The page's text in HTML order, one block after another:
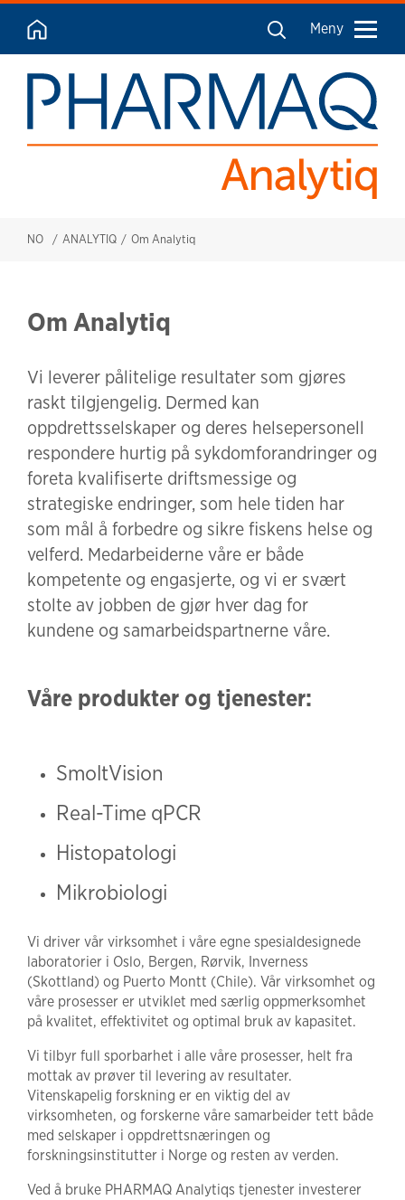
Meny
NO ANALYTIQ Om Analytiq
Om Analytiq
Vi leverer pålitelige resultater som gjøres
raskt tilgjengelig. Dermed kan
oppdrettsselskaper og deres helsepersonell
respondere hurtig på sykdomforandringer og
foreta kvalifiserte driftsmessige og
strategiske endringer, som hele tiden har
som mål å forbedre og sikre fiskens helse og
velferd. Medarbeiderne våre er både
kompetente og engasjerte, og vi er svært
stolte av jobben de gjør hver dag for
kundene og samarbeidspartnerne våre.
Våre produkter og tjenester:
SmoltVision
Real-Time qPCR
Histopatologi
Mikrobiologi
Vi driver vår virksomhet i våre egne spesialdesignede
laboratorier i Oslo, Bergen, Rørvik, Inverness
(Skottland) og Puerto Montt (Chile). Vår virksomhet og
våre prosesser er utviklet med særlig oppmerksomhet
på kvalitet, effektivitet og optimal bruk av kapasitet.
Vi tilbyr full sporbarhet i alle våre prosesser, helt fra
mottak av prøver til levering av resultater.
Vitenskapelig forskning er en viktig del av
virksomheten, og forskerne våre samarbeider tett både
med selskaper i oppdrettsnæringen og
forskningsinstitutter i Norge og resten av verden.
Ved å bruke PHARMAQ Analytiqs tjenester investerer